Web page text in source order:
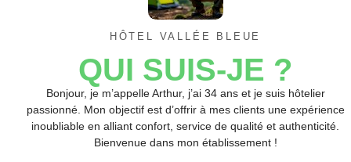
HÔTEL VALLÉE BLEUE
QUI SUIS-JE ?
Bonjour, je m’appelle Arthur, j’ai 34 ans et je suis hôtelier
passionné. Mon objectif est d’offrir à mes clients une expérience
inoubliable en alliant confort, service de qualité et authenticité.
Bienvenue dans mon établissement !